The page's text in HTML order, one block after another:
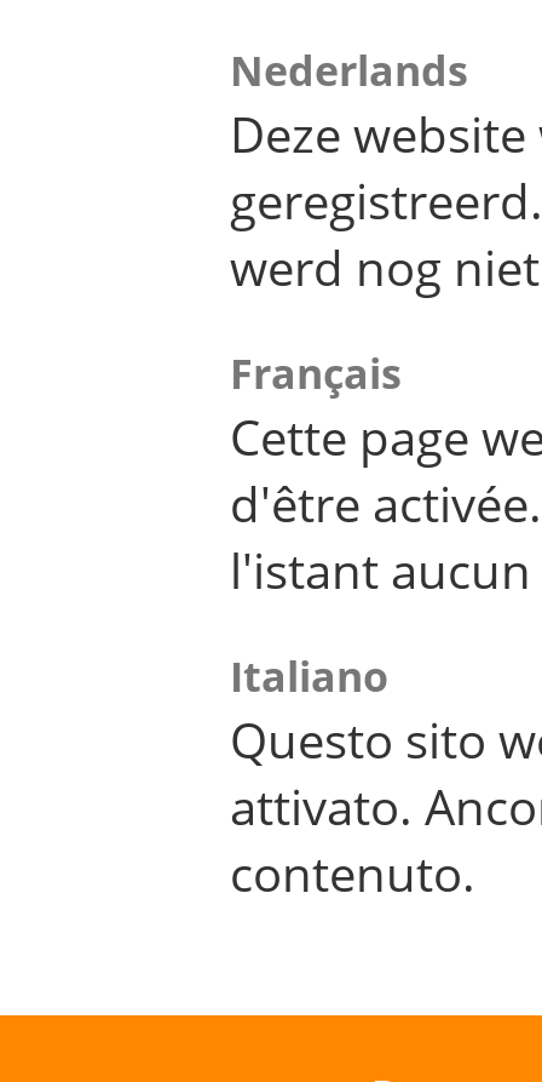
Nederlands
Deze
werd nog
Français
Cette page
d'être
l'istant
Italiano
Questo sito
attivato.
contenuto.